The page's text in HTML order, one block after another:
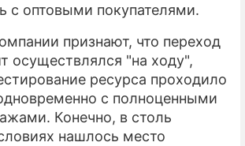
с оптовыми покупателями.
признают, что переход
осуществлялся "на ходу",
ресурса проходило
с полноценными
Конечно, в столь
нашлось место